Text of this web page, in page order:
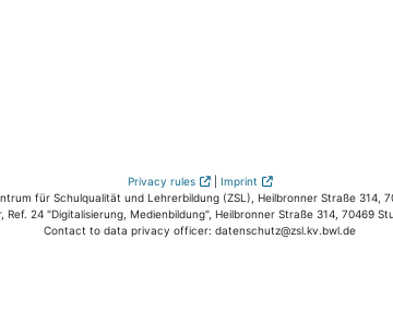
Privacy rules | Imprint
für Schulqualität und Lehrerbildung (ZSL), Heilbronner Straße 314,
24 "Digitalisierung, Medienbildung", Heilbronner Straße 314, 70469
Contact to data privacy officer: datenschutz@zsl.kv.bwl.de